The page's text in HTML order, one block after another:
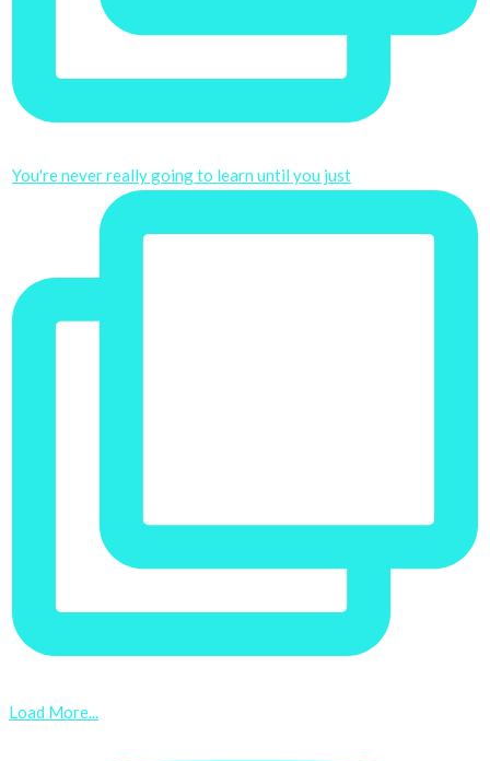
You're never really going to learn until you just
Load More...